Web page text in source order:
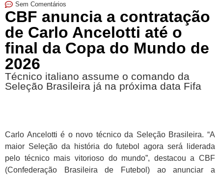
Sem Comentários
CBF anuncia a contratação
de Carlo Ancelotti até o
final da Copa do Mundo de
2026
Técnico italiano assume o comando da
Seleção Brasileira já na próxima data Fifa
Carlo Ancelotti é o novo técnico da Seleção Brasileira. “A
maior Seleção da história do futebol agora será liderada
pelo técnico mais vitorioso do mundo”, destacou a CBF
(Confederação Brasileira de Futebol) ao anunciar a